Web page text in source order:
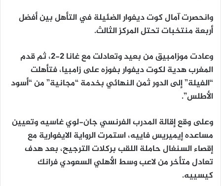
وانحصرت آمال كوت ديفوار الضئيلة في التأهل بين أفضل
أربعة منتخبات تحتل المركز الثالث.
وعادت موزامبيق من بعيد وتعادلت مع غانا 2-2، ثم قدم
المغرب هدية لكوت ديفوار بفوزه على زامبيا، فتأهلت
“الفيلة” إلى الدور ثمن النهائي بخدمة “مجانية” من “أسود
الأطلس”.
وعلى وقع إقالة المدرب الفرنسي جان-لوي غاسيه وتعيين
مساعده إيميريس فاييه، استمرت الرواية الايفوارية مع
إقصاء السنغال حاملة اللقب بركلات الترجيح، بعد هدف
تعادل متأخر من لاعب وسط الأهلي السعودي فرانك
كيسييه.